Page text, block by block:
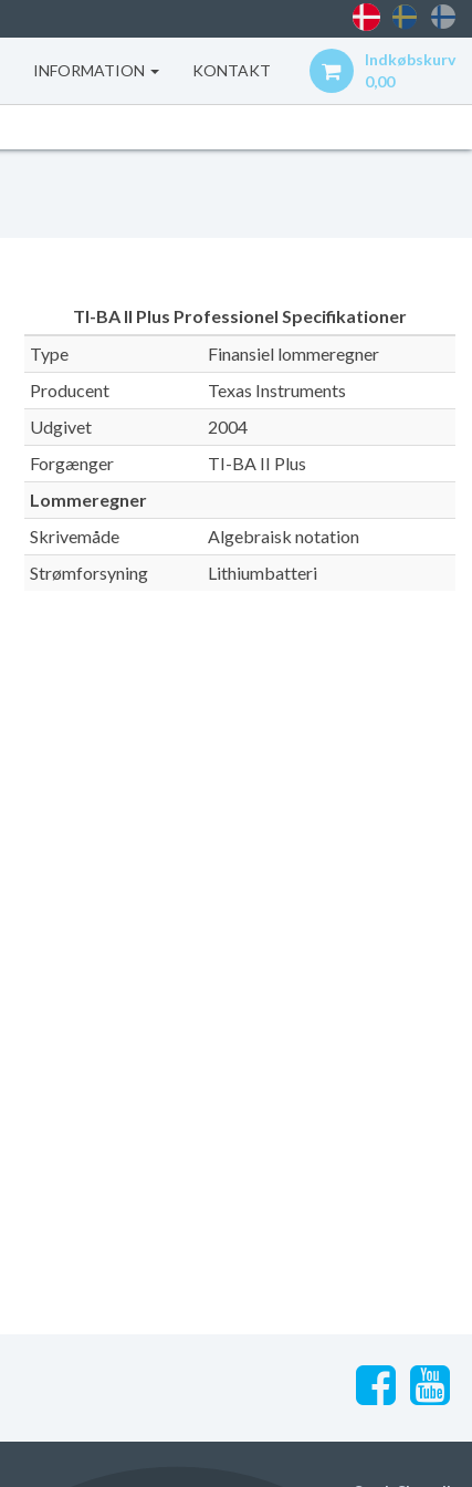
Indkøbskurv
0,00
INFORMATION KONTAKT
TI-BA II Plus Professionel Specifikationer
Type
Finansiel lommeregner
Producent
Texas Instruments
Udgivet
2004
Forgænger
TI-BA II Plus
Lommeregner
Skrivemåde
Algebraisk notation
Strømforsyning
Lithiumbatteri